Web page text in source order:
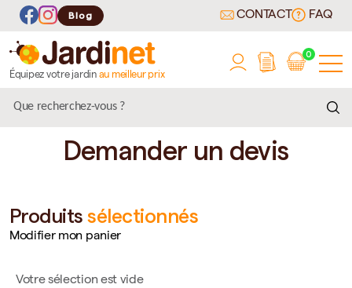
Blog CONTACT FAQ
Équipez votre jardin au meilleur prix
0
Demander un devis
Produitssélectionnés
Modifier mon panier
Votre sélection est vide